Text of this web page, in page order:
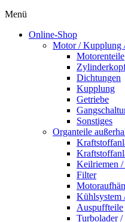
Menü
Online-Shop
Motor / Kupplung
Motorenteile
Dichtungen
Kupplung
Getriebe
Sonstiges
Organteile
Keilriemen /
Filter
Kühlsystem
Auspuffteile
Turbolader